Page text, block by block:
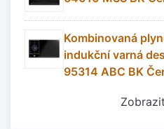
Kombinovaná
indukční varná
95314 ABC BK